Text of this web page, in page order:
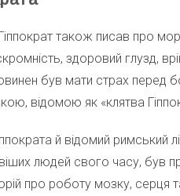
також писав про
здоровий глузд,
був мати страх перед
відомою як «клятва
й відомий римський
людей свого часу, був
про роботу мозку, серця